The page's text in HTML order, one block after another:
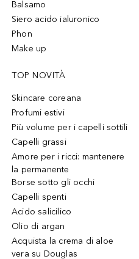
Balsamo
Siero acido ialuronico
Phon
Make up
TOP NOVITÀ
Skincare coreana
Profumi estivi
Più volume per i capelli sottili
Capelli grassi
Amore per i ricci: mantenere
la permanente
Borse sotto gli occhi
Capelli spenti
Acido salicilico
Olio di argan
Acquista la crema di aloe
vera su Douglas